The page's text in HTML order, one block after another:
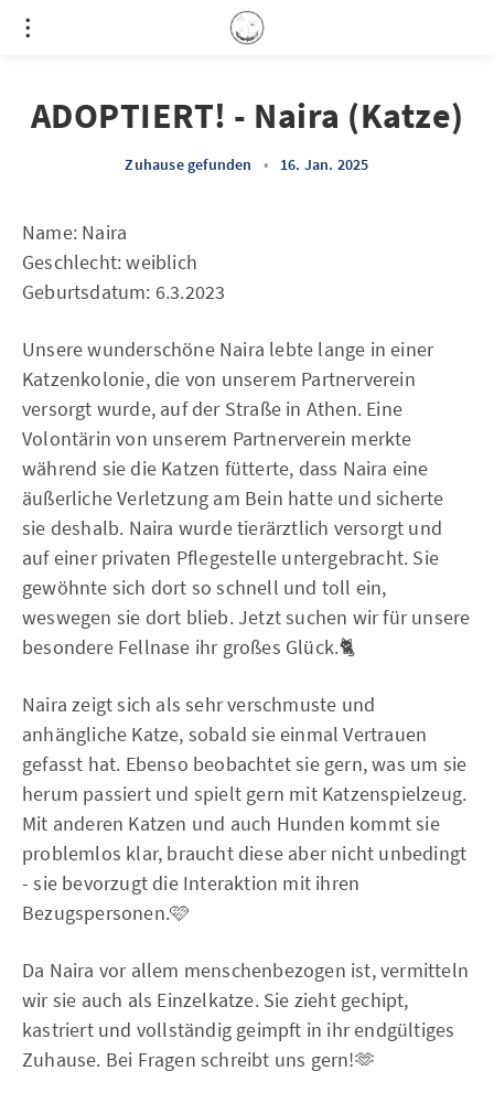
ADOPTIERT! - Naira (Katze)
Zuhause gefunden • 16. Jan. 2025
Name: Naira
Geschlecht: weiblich
Geburtsdatum: 6.3.2023
Unsere wunderschöne Naira lebte lange in einer
Katzenkolonie, die von unserem Partnerverein
versorgt wurde, auf der Straße in Athen. Eine
Volontärin von unserem Partnerverein merkte
während sie die Katzen fütterte, dass Naira eine
äußerliche Verletzung am Bein hatte und sicherte
sie deshalb. Naira wurde tierärztlich versorgt und
auf einer privaten Pflegestelle untergebracht. Sie
gewöhnte sich dort so schnell und toll ein,
weswegen sie dort blieb. Jetzt suchen wir für unsere
besondere Fellnase ihr großes Glück.🐈
Naira zeigt sich als sehr verschmuste und
anhängliche Katze, sobald sie einmal Vertrauen
gefasst hat. Ebenso beobachtet sie gern, was um sie
herum passiert und spielt gern mit Katzenspielzeug.
Mit anderen Katzen und auch Hunden kommt sie
problemlos klar, braucht diese aber nicht unbedingt
- sie bevorzugt die Interaktion mit ihren
Bezugspersonen.🩷
Da Naira vor allem menschenbezogen ist, vermitteln
wir sie auch als Einzelkatze. Sie zieht gechipt,
kastriert und vollständig geimpft in ihr endgültiges
Zuhause. Bei Fragen schreibt uns gern!🫶